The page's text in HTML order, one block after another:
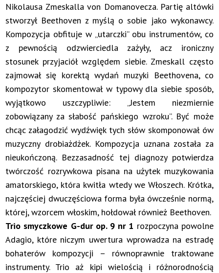
Nikolausa Zmeskalla von Domanovecza. Partię altówki
stworzył Beethoven z myślą o sobie jako wykonawcy.
Kompozycja obfituje w „utarczki” obu instrumentów, co
z pewnością odzwierciedla zażyły, acz ironiczny
stosunek przyjaciół względem siebie. Zmeskall często
zajmował się korektą wydań muzyki Beethovena, co
kompozytor skomentował w typowy dla siebie sposób,
wyjątkowo uszczypliwie: „Jestem niezmiernie
zobowiązany za słabość pańskiego wzroku”. Być może
chcąc załagodzić wydźwięk tych słów skomponował ów
muzyczny drobiażdżek. Kompozycja uznana została za
nieukończoną. Bezzasadność tej diagnozy potwierdza
twórczość rozrywkowa pisana na użytek muzykowania
amatorskiego, która kwitła wtedy we Włoszech. Krótka,
najczęściej dwuczęściowa forma była ówcześnie normą,
której, wzorcem włoskim, hołdował również Beethoven.
Trio smyczkowe G-dur op. 9 nr 1 rozpoczyna powolne
Adagio, które niczym uwertura wprowadza na estradę
bohaterów kompozycji – równoprawnie traktowane
instrumenty. Trio aż kipi wielością i różnorodnością